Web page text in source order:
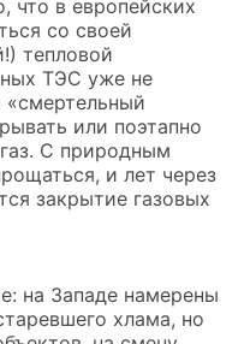
что в европейских
со своей
тепловой
ТЭС уже не
или поэтапно
С природным
и лет через
закрытие газовых
на Западе намерены
хлама, но